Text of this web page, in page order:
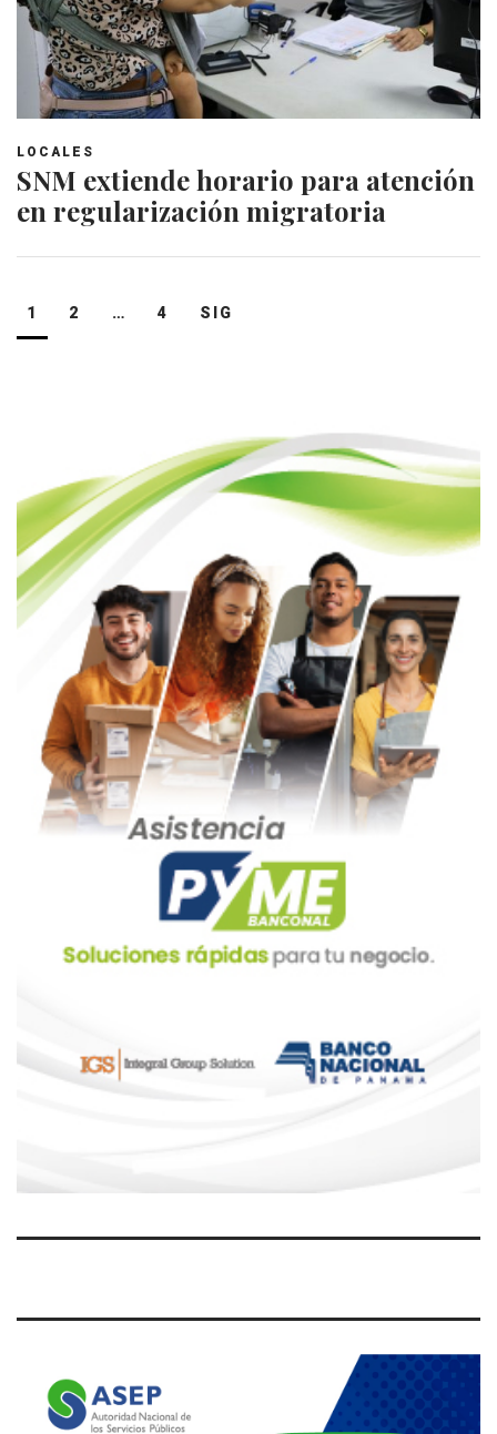
LOCALES
SNM extiende horario para atención
en regularización migratoria
Navegación
de
1 2 … 4 SIG